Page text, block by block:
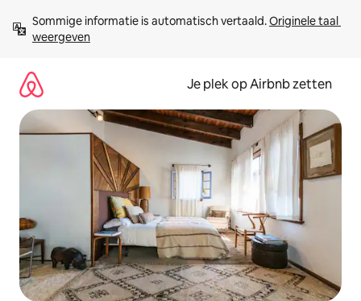
direct
naar
Sommige informatie is automatisch vertaald. Originele taal
weergeven
Je plek op Airbnb zetten